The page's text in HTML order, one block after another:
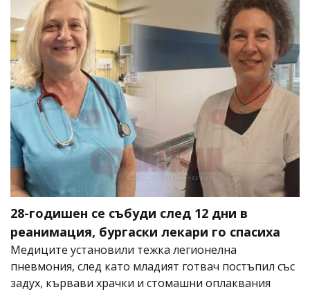
28-годишен се събуди след 12 дни в
реанимация, бургаски лекари го спасиха
Медиците установили тежка легионелна
пневмония, след като младият готвач постъпил със
задух, кървави храчки и стомашни оплаквания